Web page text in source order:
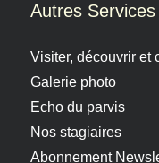
Autres Services
Visiter, découvrir et
Galerie photo
Echo du parvis
Nos stagiaires
Abonnement